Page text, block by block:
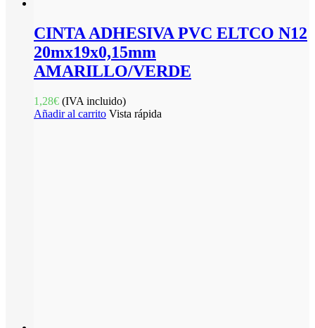
CINTA ADHESIVA PVC ELTCO N12
20mx19x0,15mm
AMARILLO/VERDE
1,28€ (IVA incluido)
Añadir al carrito Vista rápida